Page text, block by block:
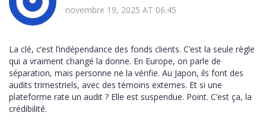
novembre 19, 2025 AT 06:45
La clé, c’est l’indépendance des fonds clients. C’est la seule règle
qui a vraiment changé la donne. En Europe, on parle de
séparation, mais personne ne la vérifie. Au Japon, ils font des
audits trimestriels, avec des témoins externes. Et si une
plateforme rate un audit ? Elle est suspendue. Point. C’est ça, la
crédibilité.